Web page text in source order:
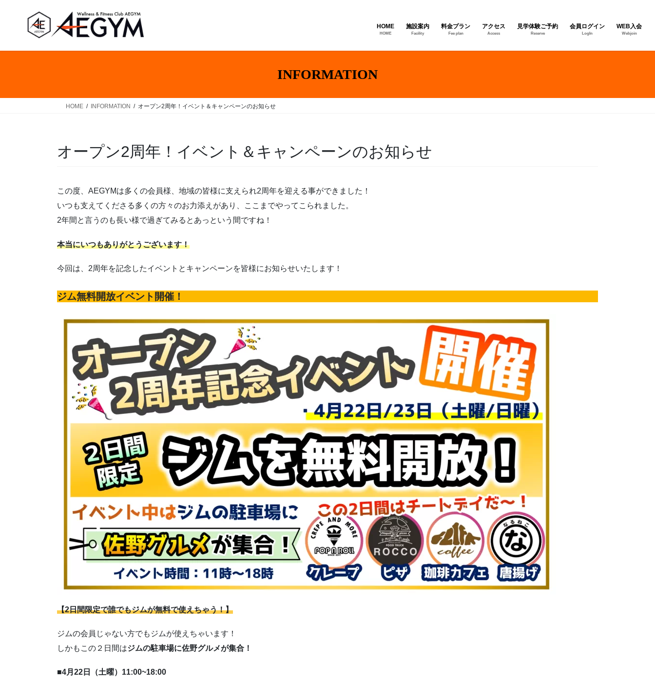
ツ
ッ
シ
移
HOME
HOME
施設案内
Facility
料金プラン
Fee plan
アクセス
Access
見学体験ご予約
Reserve
会員ログイン
LogIn
WEB入会
Webjoin
INFORMATION
HOME INFORMATION オープン2周年！イベント＆キャンペーンのお知らせ
オープン2周年！イベント＆キャンペーンのお知らせ
この度、AEGYMは多くの会員様、地域の皆様に支えられ2周年を迎える事ができました！
いつも支えてくださる多くの方々のお力添えがあり、ここまでやってこられました。
2年間と言うのも長い様で過ぎてみるとあっという間ですね！
本当にいつもありがとうございます！
今回は、2周年を記念したイベントとキャンペーンを皆様にお知らせいたします！
ジム無料開放イベント開催！
【2日間限定で誰でもジムが無料で使えちゃう！】
ジムの会員じゃない方でもジムが使えちゃいます！
しかもこの２日間はジムの駐車場に佐野グルメが集合！
■4月22日（土曜）11:00~18:00